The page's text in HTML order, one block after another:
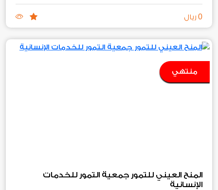
0 ريال
منتهي
المنح العيني للتمور جمعية التمور للخدمات
الإنسانية